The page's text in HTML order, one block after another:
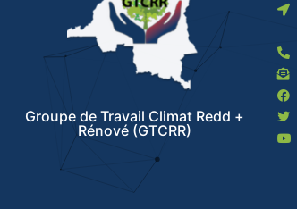
Groupe de Travail Climat Redd +
Rénové (GTCRR)